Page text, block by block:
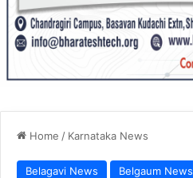
Home / Karnataka News
Belagavi News Belgaum News